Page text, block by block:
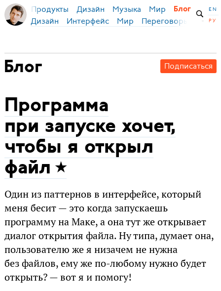
Продукты Дизайн Музыка Мир Блог
EN
РУ
Дизайн Интерфейс Мир Переговоры
Подписаться
Блог
Программа
при запуске хочет,
чтобы я открыл
файл
Один из паттернов в интерфейсе, который
меня бесит — это когда запускаешь
программу на Маке, а она тут же открывает
диалог открытия файла. Ну типа, думает она,
пользователю же я низачем не нужна
без файлов, ему же по-любому нужно будет
открыть? — вот я и помогу!